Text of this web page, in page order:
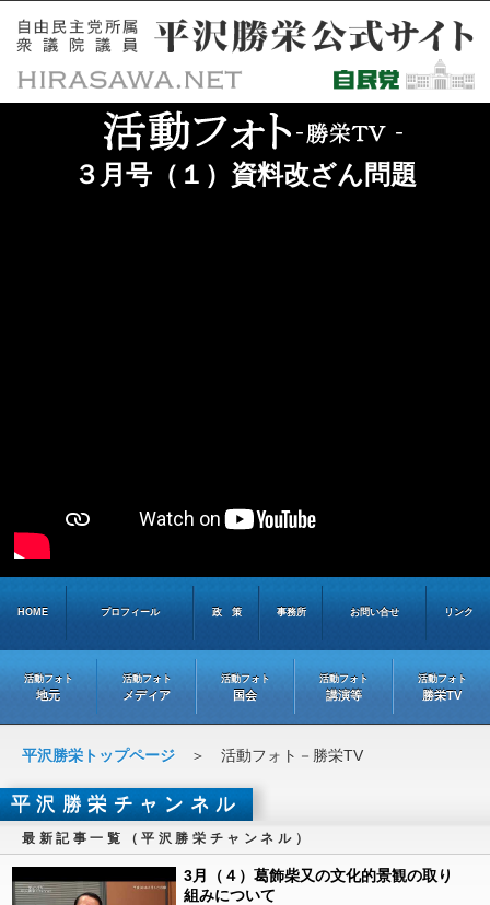
３月号（１）資料改ざん問題
HOME プロフィール 政 策 事務所 お問い合せ リンク
活動フォト
地元
活動フォト
メディア
活動フォト
国会
活動フォト
講演等
活動フォト
勝栄TV
平沢勝栄トップページ ＞ 活動フォト－勝栄TV
平沢勝栄チャンネル
最新記事一覧（平沢勝栄チャンネル）
3月（４）葛飾柴又の文化的景観の取り
組みについて